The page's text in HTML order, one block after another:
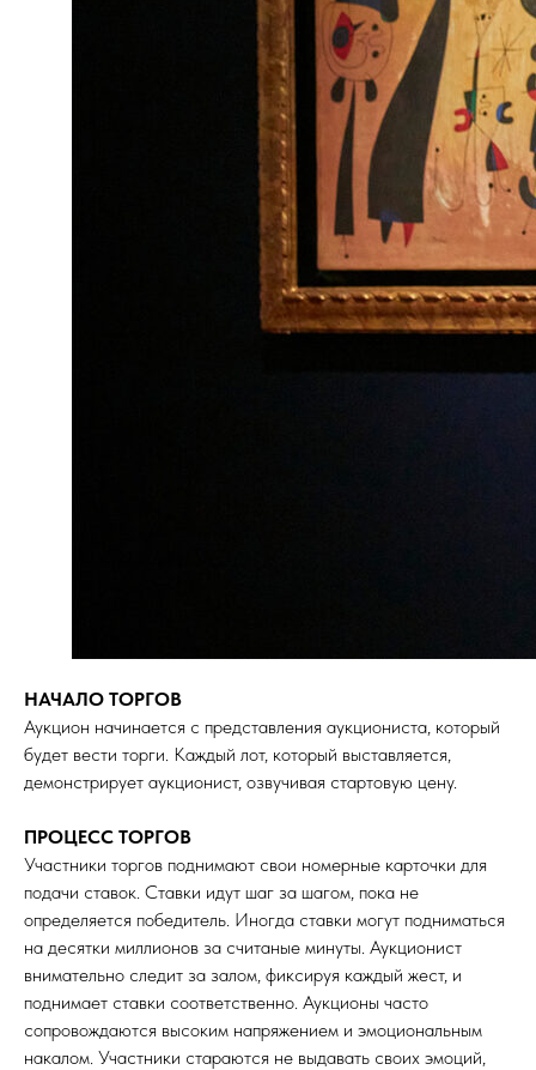
НАЧАЛО ТОРГОВ
Аукцион начинается с представления аукциониста, который
будет вести торги. Каждый лот, который выставляется,
демонстрирует аукционист, озвучивая стартовую цену.
ПРОЦЕСС ТОРГОВ
Участники торгов поднимают свои номерные карточки для
подачи ставок. Ставки идут шаг за шагом, пока не
определяется победитель. Иногда ставки могут подниматься
на десятки миллионов за считаные минуты. Аукционист
внимательно следит за залом, фиксируя каждый жест, и
поднимает ставки соответственно. Аукционы часто
сопровождаются высоким напряжением и эмоциональным
накалом. Участники стараются не выдавать своих эмоций,